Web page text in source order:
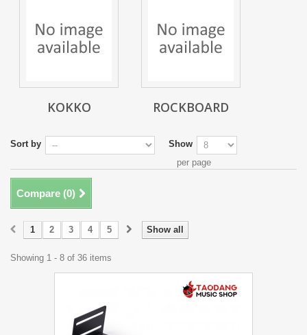
KOKKO ROCKBOARD
Sort by
Show
per page
Compare (0)
Show all
1 2 3 4 5
Showing 1 - 8 of 36 items